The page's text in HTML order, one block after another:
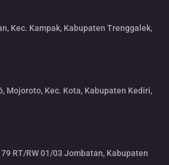
Kec. Kampak, Kabupaten Trenggalek,
Mojoroto, Kec. Kota, Kabupaten Kediri,
RT/RW 01/03 Jombatan, Kabupaten